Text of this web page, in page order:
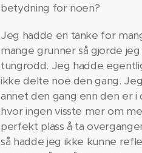
betydning for noen?
Jeg hadde en tanke for
mange grunner så gjorde
tungrodd. Jeg hadde
ikke delte noe den gang.
annet den gang enn den er
hvor ingen visste mer om
perfekt plass å ta
så hadde jeg ikke kunne